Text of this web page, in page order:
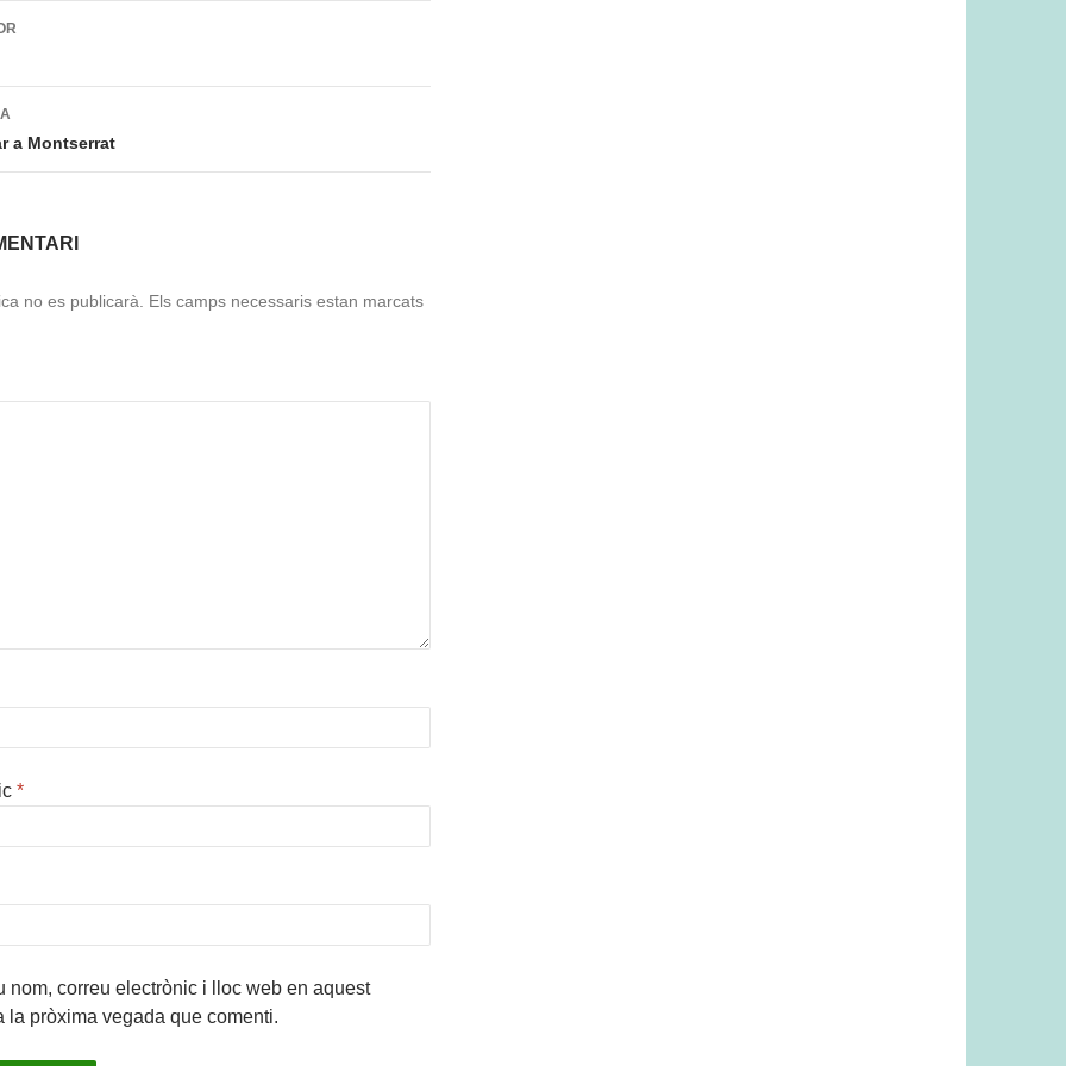
a Montserrat
no es publicarà.
Els camps necessaris estan marcats
*
nom, correu electrònic i lloc web en aquest
la pròxima vegada que comenti.